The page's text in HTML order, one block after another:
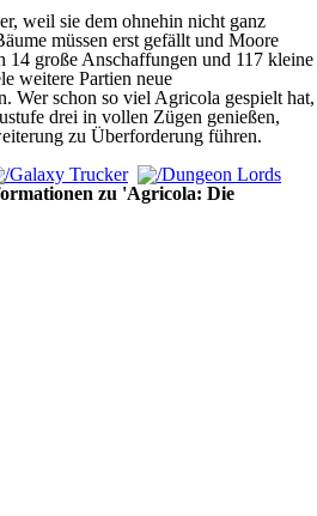
weil sie dem ohnehin nicht ganz
müssen erst gefällt und Moore
14 große Anschaffungen und 117 kleine
weitere Partien neue
Wer schon so viel Agricola gespielt hat,
drei in vollen Zügen genießen,
zu Überforderung führen.
zu 'Agricola: Die